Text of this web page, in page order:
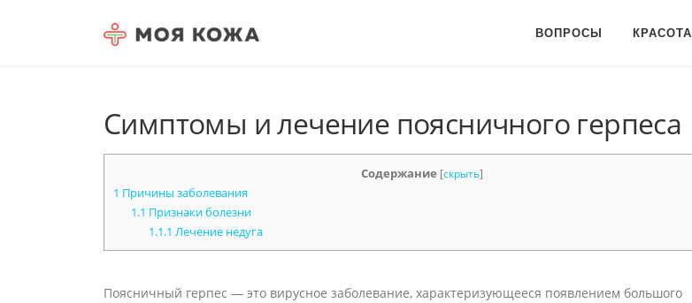
ВОПРОСЫ КРАСОТА
Симптомы и лечение поясничного герпеса
Содержание [скрыть]
1 Причины заболевания
1.1 Признаки болезни
1.1.1 Лечение недуга
Поясничный герпес — это вирусное заболевание, характеризующееся появлением большого